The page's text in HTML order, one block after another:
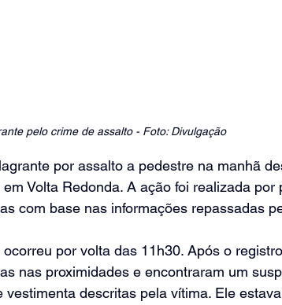
pelo crime de assalto - Foto: Divulgação
por assalto a pedestre na manhã
Volta Redonda. A ação foi realizada por
com base nas informações repassadas
por volta das 11h30. Após o
nas proximidades e encontraram um
descritas pela vítima. Ele